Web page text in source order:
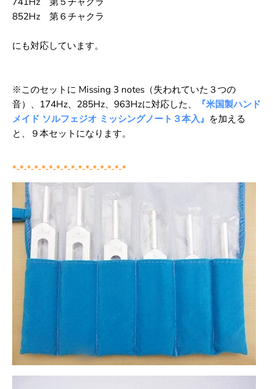
852Hz 第６チャクラ
にも対応しています。
※このセットに Missing 3 notes（失われていた３つの
音）、 174Hz、285Hz、963Hzに対応した、
『米国製ハンド
メイド ソルフェジオ ミッシングノート３本入』 を加える
と、９本セットになります。
*-*-*-*-*-*-*-*-*-*-*-*-*-*-*-*